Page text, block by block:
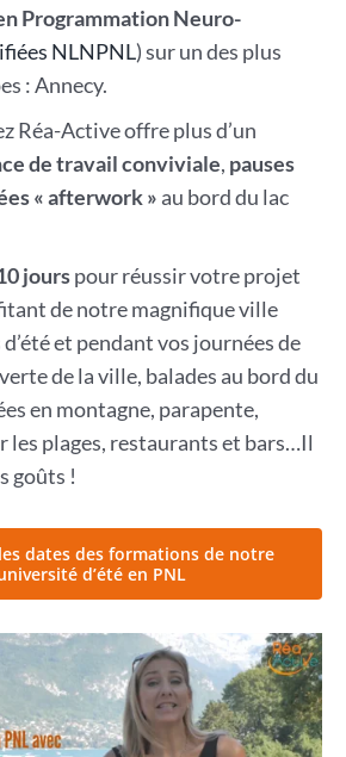
Programmation Neuro-
NLNPNL) sur un des plus
: Annecy.
Réa-Active offre plus d’un
de travail conviviale, pauses
« afterwork » au bord du lac
jourspour réussir votre projet
de notre magnifique ville
d’été et pendant vos journées de
de la ville, balades au bord du
en montagne, parapente,
les plages, restaurants et bars…Il
goûts !
dates des formations de notre
d’été en PNL